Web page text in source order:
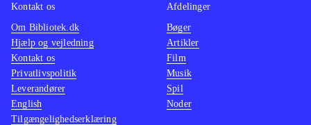
Kontakt os
Om Bibliotek.dk
Hjælp og vejledning
Kontakt os
Privatlivspolitik
Leverandører
English
Tilgængelighedserklæring
Afdelinger
Bøger
Artikler
Film
Musik
Spil
Noder